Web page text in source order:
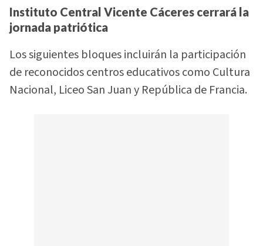
Instituto Central Vicente Cáceres cerrará la
jornada patriótica
Los siguientes bloques incluirán la participación
de reconocidos centros educativos como Cultura
Nacional, Liceo San Juan y República de Francia.